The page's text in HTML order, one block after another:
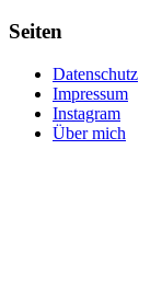
Seiten
Datenschutz
Impressum
Instagram
Über mich